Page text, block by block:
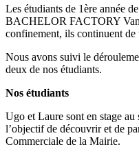
Les étudiants de 1ère année
BACHELOR FACTORY
confinement, ils continuent
Nous avons suivi le
deux de nos étudiants.
Nos étudiants
Ugo et Laure sont en stage
l’objectif de découvrir et de
Commerciale de la Mairie.